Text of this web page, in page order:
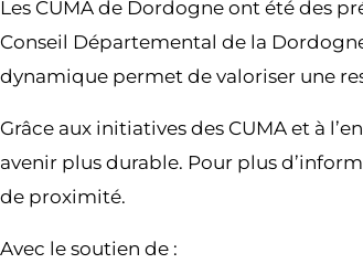
Les CUMA de Dordogne ont été des
Conseil Départemental de la
dynamique permet de valoriser une
Grâce aux initiatives des CUMA et à
avenir plus durable. Pour plus
de proximité.
Avec le soutien de :